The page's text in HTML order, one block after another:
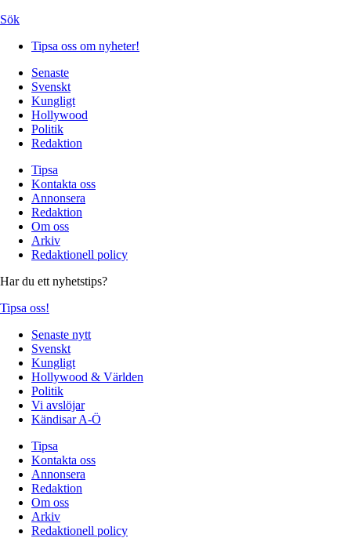
Sök
Tipsa oss om nyheter!
Senaste
Svenskt
Kungligt
Hollywood
Politik
Redaktion
Tipsa
Kontakta oss
Annonsera
Redaktion
Om oss
Arkiv
Redaktionell policy
Har du ett nyhetstips?
Tipsa oss!
Senaste nytt
Svenskt
Kungligt
Hollywood & Världen
Politik
Vi avslöjar
Kändisar A-Ö
Tipsa
Kontakta oss
Annonsera
Redaktion
Om oss
Arkiv
Redaktionell policy